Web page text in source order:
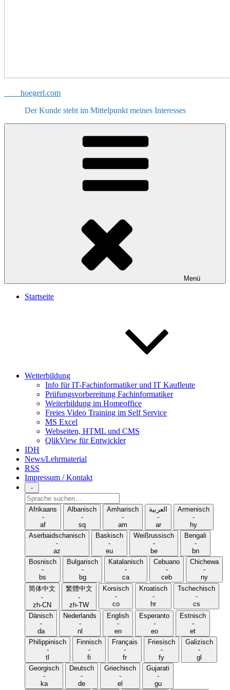
hoegerl.com
Der Kunde steht im Mittelpunkt meines Interesses
Menü
Startseite
Weiterbildung
Info für IT-Fachinformatiker und IT Kaufleute
Prüfungsvorbereitung Fachinformatiker
Weiterbildung im Homeoffice
Freies Video Training im Self Service
MS Excel
Webseiten, HTML und CMS
QlikView für Entwickler
IDH
News/Lehrmaterial
RSS
Impressum / Kontakt
-
Sprache
suchen
Afrikaans
-
af
Albanisch
-
sq
Amharisch
-
am
العربية
-
ar
Armenisch
-
hy
Aserbaidschanisch
-
az
Baskisch
-
eu
Weißrussisch
-
be
Bengali
-
bn
Bosnisch
-
bs
Bulgarisch
-
bg
Katalanisch
-
ca
Cebuano
-
ceb
Chichewa
-
ny
简体中文
-
zh-CN
繁體中文
-
zh-TW
Korsisch
-
co
Kroatisch
-
hr
Tschechisch
-
cs
Dänisch
-
da
Nederlands
-
nl
English
-
en
Esperanto
-
eo
Estnisch
-
et
Philippinisch
-
tl
Finnisch
-
fi
Français
-
fr
Friesisch
-
fy
Galizisch
-
gl
Georgisch
-
ka
Deutsch
-
de
Griechisch
-
el
Gujarati
-
gu